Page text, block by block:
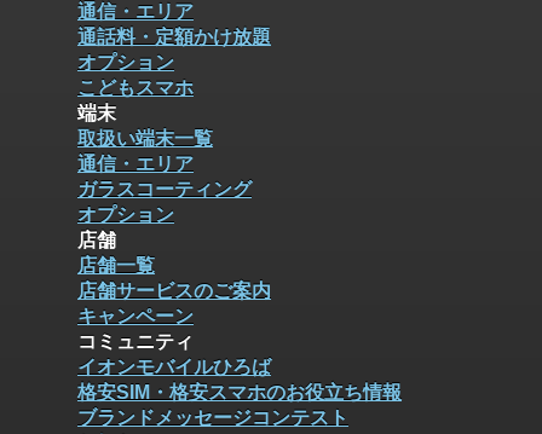
通信・エリア
通話料・定額かけ放題
オプション
こどもスマホ
端末
取扱い端末一覧
通信・エリア
ガラスコーティング
オプション
店舗
店舗一覧
店舗サービスのご案内
キャンペーン
コミュニティ
イオンモバイルひろば
格安SIM・格安スマホのお役立ち情報
ブランドメッセージコンテスト